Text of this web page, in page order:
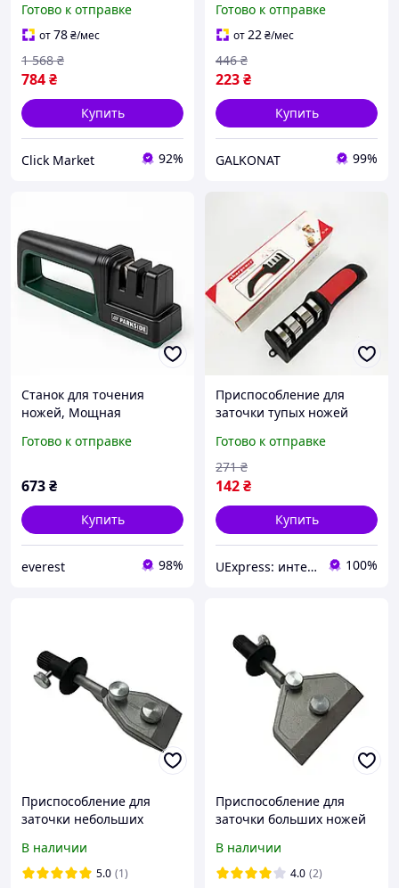
заточки больших ножей,
Хорошая точилка для
ножей VN-95
Готово к отправке
от78₴/мес
784₴
1 568 ₴
Купить
Click Market 92%
Электроточило SR-26
Готово к отправке
от22₴/мес
223₴
446 ₴
Купить
GALKONAT 99%
Станок для точения
ножей, Мощная
для ножей Ручная
Готово к отправке
673₴
Купить
everest 98%
Приспособление для
заточки тупых ножей
Электрическая точилка
для металлических ножей
GE-66
Готово к отправке
142₴
271 ₴
Купить
UExpress: интернет-магазин 100%
Приспособление для
заточки небольших
NTS 201, NTS 255, NTS 256
В наличии
5.0 (1)
Приспособление для
заточки больших ножей
201, NTS 255, NTS 256
В наличии
4.0 (2)